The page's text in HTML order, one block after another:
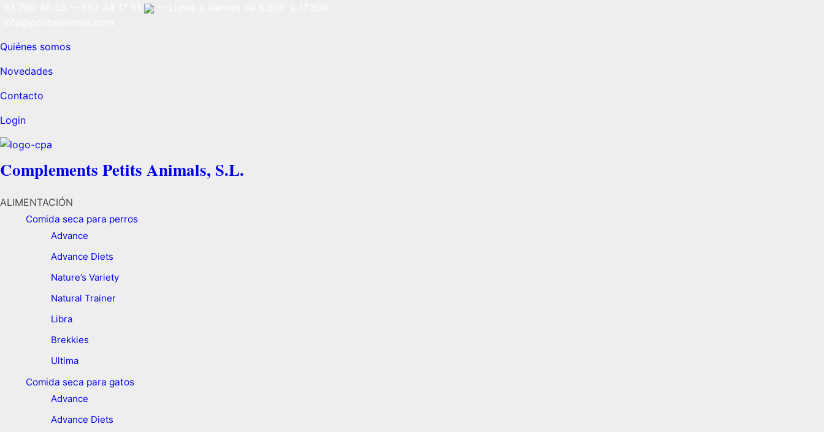
Quiénes somos
Novedades
Contacto
Login
Complements Petits Animals, S.L.
ALIMENTACIÓN
Comida seca para perros
Advance
Advance Diets
Nature’s Variety
Natural Trainer
Libra
Brekkies
Ultima
Comida seca para gatos
Advance
Advance Diets